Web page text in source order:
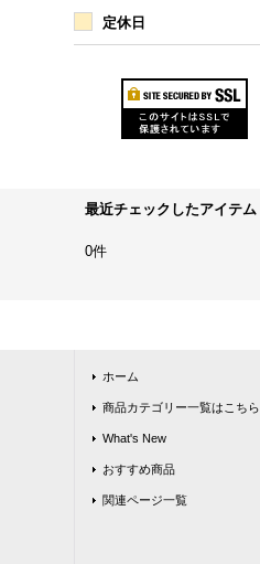
定休日
最近チェックしたアイテム
0件
ホーム
商品カテゴリー一覧はこちら
What's New
おすすめ商品
関連ページ一覧